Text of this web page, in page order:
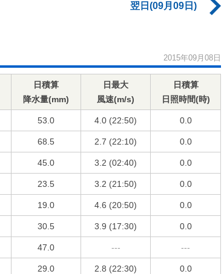
翌日(09月09日)
2015年09月08日
日積算
降水量(mm)
日最大
風速(m/s)
日積算
日照時間(時)
53.0 4.0 (22:50) 0.0
68.5 2.7 (22:10) 0.0
45.0 3.2 (02:40) 0.0
23.5 3.2 (21:50) 0.0
19.0 4.6 (20:50) 0.0
30.5 3.9 (17:30) 0.0
47.0 --- ---
29.0 2.8 (22:30) 0.0